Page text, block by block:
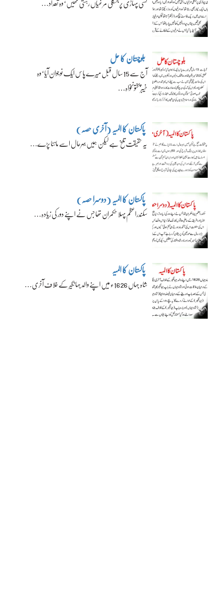
بلوچستان کا حل
آج سے 15 سال قبل میرے پاس ایک نوجوان آیا‘ وہ
خیبرپختونخواہ…
پاکستان کا المیہ (آخری حصہ)
یہ حقیقت تلخ ہے لیکن ہمیں بہرحال اسے ماننا پڑے…
پاکستان کا المیہ (دوسرا حصہ)
سکندراعظم پہلا حکمران تھا جس نے اپنے دور کی زیادہ…
پاکستان کا المیہ
شاہ جہاں 1626ء میں اپنے والد جہانگیر کے خلاف آخری…